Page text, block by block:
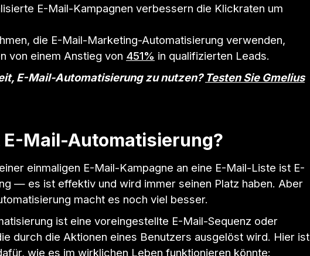
E-Mail-Kampagnen verbessern die Klickraten um
die E-Mail-Marketing-Automatisierung verwenden,
von einem Anstieg von 451% in qualifizierten Leads.
E-Mail-Automatisierung zu nutzen? Testen Sie Gmelius
E-Mail-Automatisierung?
einmaligen E-Mail-Kampagne an eine E-Mail-Liste ist E-
— es ist effektiv und wird immer seinen Platz haben. Aber
macht es noch viel besser.
ist eine voreingestellte E-Mail-Sequenz oder
durch die Aktionen eines Benutzers ausgelöst wird. Hier ist
wie es im wirklichen Leben funktionieren könnte: